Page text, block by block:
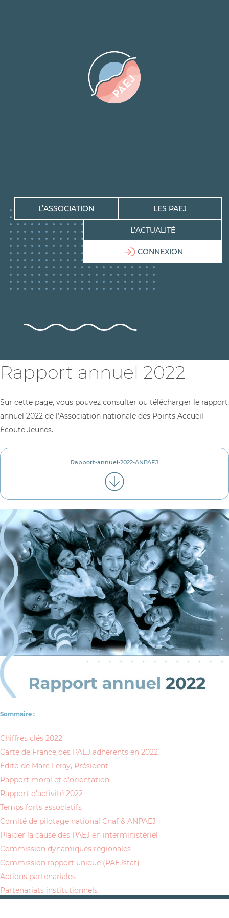
L’ASSOCIATION LES PAEJ
L’ACTUALITÉ
CONNEXION
Rapport annuel 2022
Sur cette page, vous pouvez consulter ou télécharger le rapport
annuel 2022 de l’Association nationale des Points Accueil-
Écoute Jeunes.
Rapport-annuel-2022-ANPAEJ
Sommaire :
Chiffres clés 2022
Carte de France des PAEJ adhérents en 2022
Édito de Marc Leray, Président
Rapport moral et d’orientation
Rapport d’activité 2022
Temps forts associatifs
Comité de pilotage national Cnaf & ANPAEJ
Plaider la cause des PAEJ en interministériel
Commission dynamiques régionales
Commission rapport unique (PAEJstat)
Actions partenariales
Partenariats institutionnels